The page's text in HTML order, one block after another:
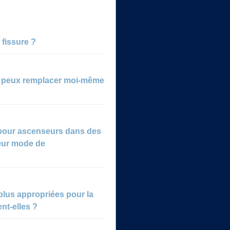
fissure ?
remplacer moi-même
ascenseurs dans des
mode de
appropriées pour la
elles ?